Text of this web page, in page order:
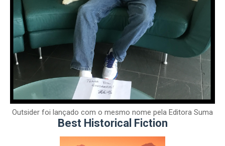
Outsider foi lançado com o mesmo nome pela Editora Suma
Best Historical Fiction